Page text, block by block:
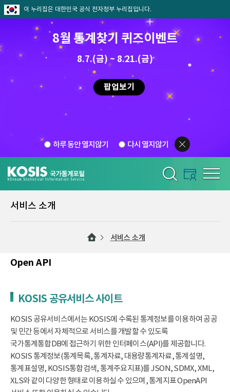
이 누리집은 대한민국 공식 전자정부 누리집입니다.
8월 통계찾기 퀴즈이벤트
8.7.(금) ~ 8.21.(금)
팝업보기
하루 동안 열지않기 다시 열지않기
서비스 소개
서비스 소개
Open API
KOSIS 공유서비스 사이트
KOSIS 공유서비스에서는 KOSIS에 수록된 통계정보를 이용하여 공공
및 민간 등에서 자체적으로 서비스를 개발할 수 있도록
국가통계통합DB에 접근하기 위한 인터페이스(API)를 제공합니다.
KOSIS 통계정보(통계목록, 통계자료, 대용량통계자료, 통계설명,
통계표설명, KOSIS통합검색, 통계주요지표)를 JSON, SDMX, XML,
XLS와 같이 다양한 형태로 이용하실 수 있으며, 통계지표 OpenAPI